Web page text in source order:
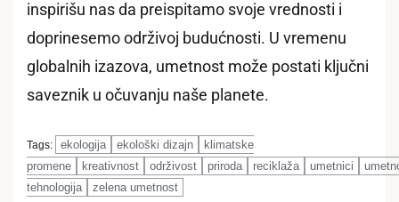
inspirišu nas da preispitamo svoje vrednosti i
doprinesemo održivoj budućnosti. U vremenu
globalnih izazova, umetnost može postati ključni
saveznik u očuvanju naše planete.
Tags: ekologija ekološki dizajn
klimatske
promene
kreativnost održivost priroda reciklaža umetnici
tehnologija
zelena umetnost